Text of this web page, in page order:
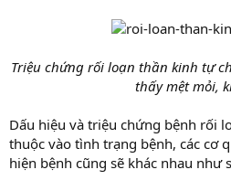
Triệu chứng rối loạn thần kinh tự
thấy mệt mỏi,
Dấu hiệu và triệu chứng bệnh rối
thuộc vào tình trạng bệnh, các cơ
hiện bệnh cũng sẽ khác nhau như